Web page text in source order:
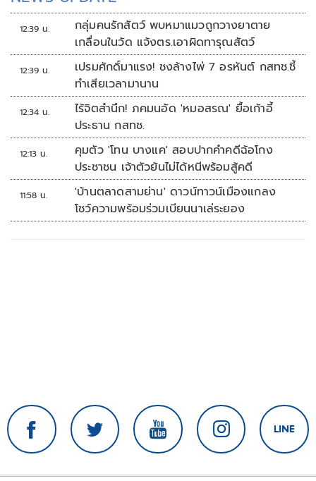
12:39 น.
กลุ่มคนรักสัตว์ พบหมาแมวถูกวางยาตาย
เกลื่อนในวัด แจ้งตร.เอาผิดทารุณสัตว์
12:39 น.
เปรมศักดิ์มาแรง! ชงล้างไพ่ 7 อรหันต์ กสทช.ชี้
ทำเสียเวลามานาน
12:34 น.
ไร้จิตสำนึก! ภคมนอัด 'หมอสรณ' ยื้อเก้าอี้
ประธาน กสทช.
12:13 น.
คุมตัว 'โทน บางแค' สอบปากคำคดีฉ้อโกง
ประชาชน เจ้าตัวยันไม่ได้หนีพร้อมสู้คดี
11:58 น.
'บ้านตลาดสามย่าน' ดาวน์ทาวน์เมืองแกลง
โชว์ความพร้อมร่วมเบียนนาเล่ระยอง